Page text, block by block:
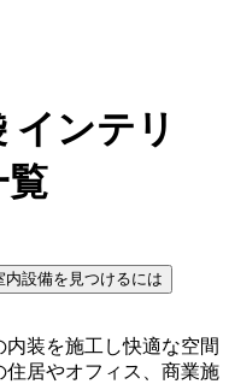
インテリ
覧
内設備を見つけるには
装を施工し快適な空間
住居やオフィス、商業施